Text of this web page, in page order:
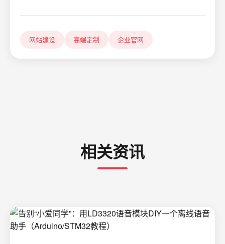
网站建设 高端定制 企业官网
相关资讯